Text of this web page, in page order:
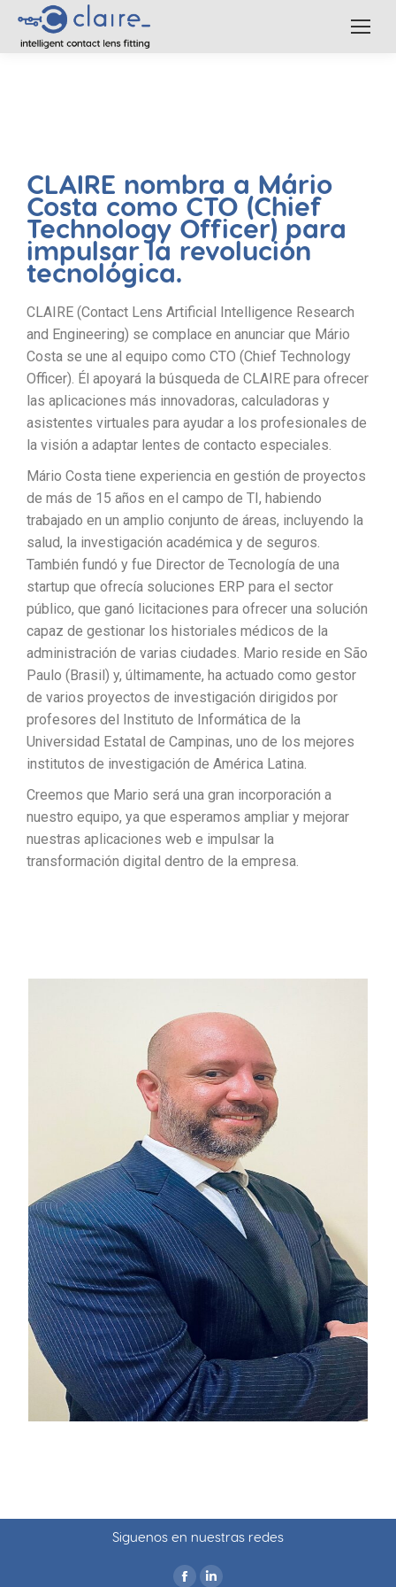
CLAIRE nombra a Mário
Costa como CTO (Chief
Technology Officer) para
impulsar la revolución
tecnológica.
CLAIRE (Contact Lens Artificial Intelligence Research
and Engineering) se complace en anunciar que Mário
Costa se une al equipo como CTO (Chief Technology
Officer). Él apoyará la búsqueda de CLAIRE para ofrecer
las aplicaciones más innovadoras, calculadoras y
asistentes virtuales para ayudar a los profesionales de
la visión a adaptar lentes de contacto especiales.
Mário Costa tiene experiencia en gestión de proyectos
de más de 15 años en el campo de TI, habiendo
trabajado en un amplio conjunto de áreas, incluyendo la
salud, la investigación académica y de seguros.
También fundó y fue Director de Tecnología de una
startup que ofrecía soluciones ERP para el sector
público, que ganó licitaciones para ofrecer una solución
capaz de gestionar los historiales médicos de la
administración de varias ciudades. Mario reside en São
Paulo (Brasil) y, últimamente, ha actuado como gestor
de varios proyectos de investigación dirigidos por
profesores del Instituto de Informática de la
Universidad Estatal de Campinas, uno de los mejores
institutos de investigación de América Latina.
Creemos que Mario será una gran incorporación a
nuestro equipo, ya que esperamos ampliar y mejorar
nuestras aplicaciones web e impulsar la
transformación digital dentro de la empresa.
Siguenos en nuestras redes